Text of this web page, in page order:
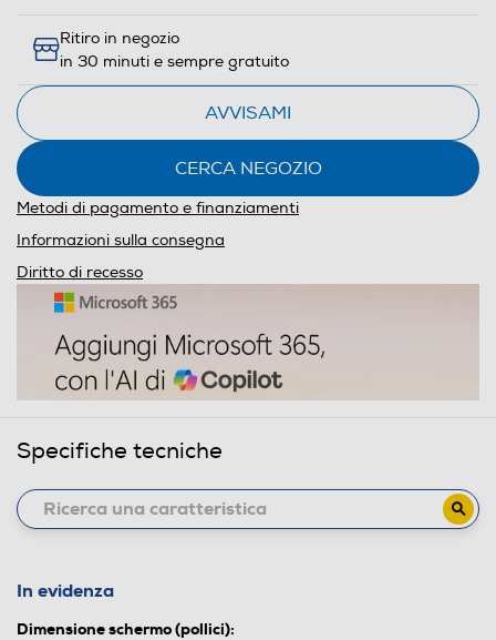
Ritiro in negozio
in 30 minuti e sempre gratuito
AVVISAMI
CERCA NEGOZIO
Metodi di pagamento e finanziamenti
Informazioni sulla consegna
Diritto di recesso
Specifiche tecniche
In evidenza
Dimensione schermo (pollici):